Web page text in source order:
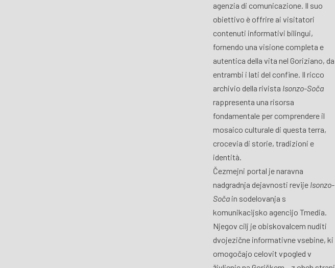
agenzia di comunicazione. Il suo
obiettivo è offrire ai visitatori
contenuti informativi bilingui,
fornendo una visione completa e
autentica della vita nel Goriziano, da
entrambi i lati del confine. Il ricco
archivio della rivista Isonzo-Soča
rappresenta una risorsa
fondamentale per comprendere il
mosaico culturale di questa terra,
crocevia di storie, tradizioni e
identità.
Čezmejni portal je naravna
nadgradnja dejavnosti revije Isonzo-
Soča in sodelovanja s
komunikacijsko agencijo Tmedia.
Njegov cilj je obiskovalcem nuditi
dvojezične informativne vsebine, ki
omogočajo celovit vpogled v